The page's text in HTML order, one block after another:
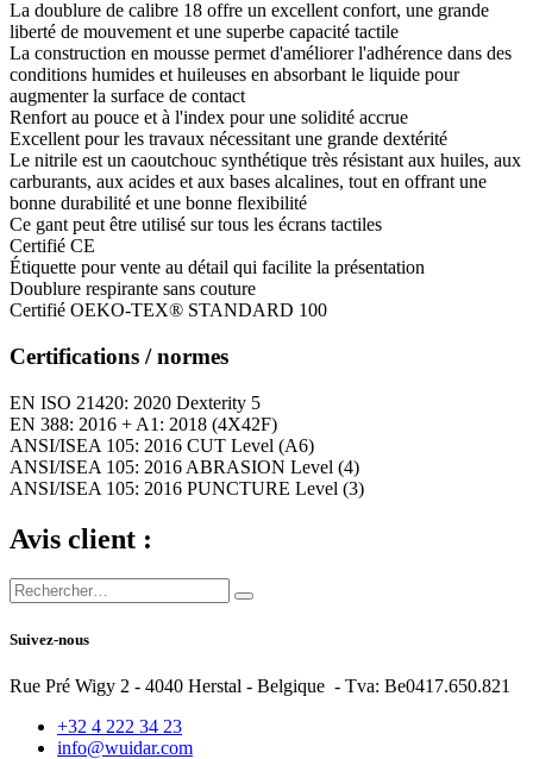
La doublure de calibre 18 offre un excellent confort, une grande
liberté de mouvement et une superbe capacité tactile
La construction en mousse permet d'améliorer l'adhérence dans des
conditions humides et huileuses en absorbant le liquide pour
augmenter la surface de contact
Renfort au pouce et à l'index pour une solidité accrue
Excellent pour les travaux nécessitant une grande dextérité
Le nitrile est un caoutchouc synthétique très résistant aux huiles, aux
carburants, aux acides et aux bases alcalines, tout en offrant une
bonne durabilité et une bonne flexibilité
Ce gant peut être utilisé sur tous les écrans tactiles
Certifié CE
Étiquette pour vente au détail qui facilite la présentation
Doublure respirante sans couture
Certifié OEKO-TEX® STANDARD 100
Certifications / normes
EN ISO 21420: 2020 Dexterity 5
EN 388: 2016 + A1: 2018 (4X42F)
ANSI/ISEA 105: 2016 CUT Level (A6)
ANSI/ISEA 105: 2016 ABRASION Level (4)
ANSI/ISEA 105: 2016 PUNCTURE Level (3)
Avis client :
Suivez-nous
Rue Pré Wigy 2 - 4040 Herstal - Belgique - Tva: Be0417.650.821
+32 4 222 34 23
info@wuidar.com